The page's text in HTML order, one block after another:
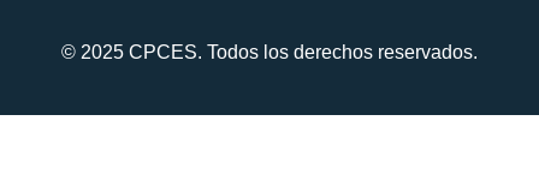
© 2025 CPCES. Todos los derechos reservados.